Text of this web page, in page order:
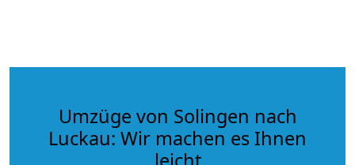
Umzüge von Solingen nach
Luckau: Wir machen es Ihnen
leicht